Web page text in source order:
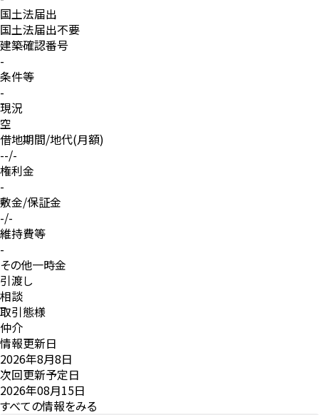
国土法届出
国土法届出不要
建築確認番号
-
条件等
-
現況
空
借地期間/地代(月額)
--/-
権利金
-
敷金/保証金
-/-
維持費等
-
その他一時金
引渡し
相談
取引態様
仲介
情報更新日
2026年8月8日
次回更新予定日
2026年08月15日
すべての情報をみる